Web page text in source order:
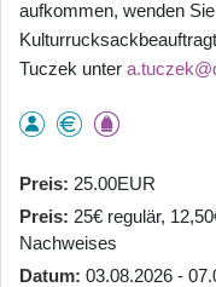
aufkommen, wenden
Tuczek unter
Preis 25.00EUR
Preis 25€ regulär,
Nachweises
Datum 03.08.2026 -